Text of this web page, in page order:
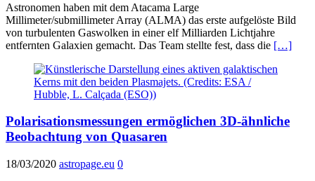
Astronomen haben mit dem Atacama Large
Millimeter/submillimeter Array (ALMA) das erste aufgelöste Bild
von turbulenten Gaswolken in einer elf Milliarden Lichtjahre
entfernten Galaxien gemacht. Das Team stellte fest, dass die […]
Polarisationsmessungen ermöglichen 3D-ähnliche
Beobachtung von Quasaren
18/03/2020 astropage.eu 0